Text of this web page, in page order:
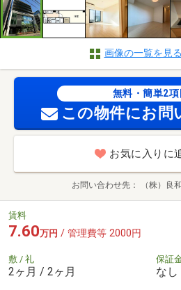
画像の一覧を見
無料・簡単2項
この物件にお問
お気に入りに
お問い合わせ先 （株）
賃料
7.60万円 / 管理費等 2000円
敷 / 礼
2ヶ月 / 2ヶ月
保証
なし